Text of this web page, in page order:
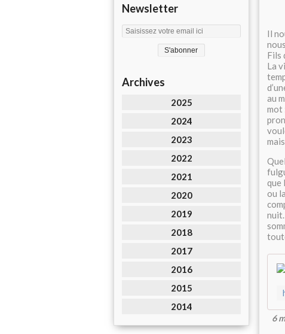
Newsletter
Archives
2025
2024
2023
2022
2021
2020
2019
2018
2017
2016
2015
2014
Il
Fils
La
au
mot
que
ou
6